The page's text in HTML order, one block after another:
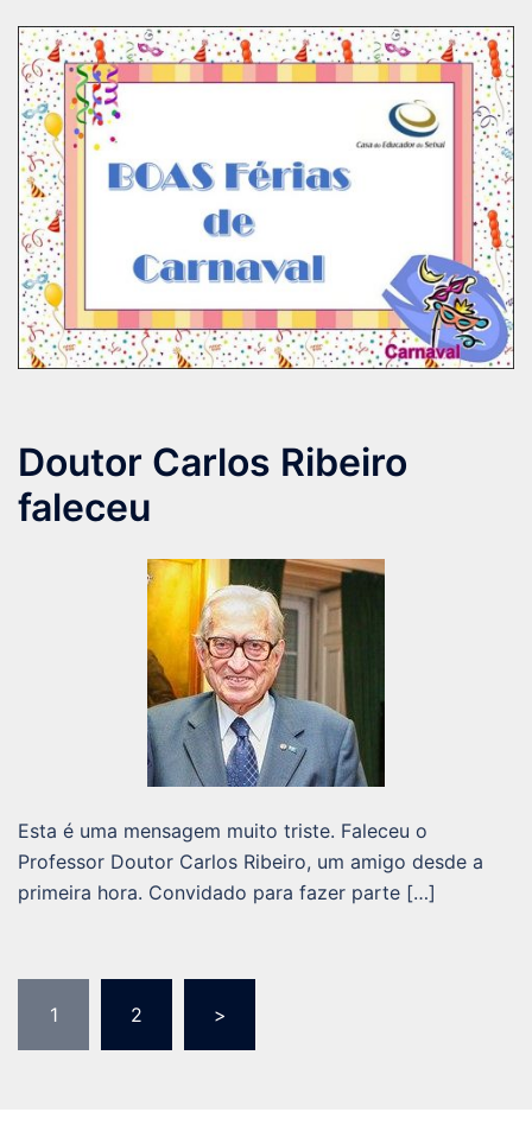
Doutor Carlos Ribeiro
faleceu
Esta é uma mensagem muito triste. Faleceu o
Professor Doutor Carlos Ribeiro, um amigo desde a
primeira hora. Convidado para fazer parte […]
dos
conteúdos
1 2 >